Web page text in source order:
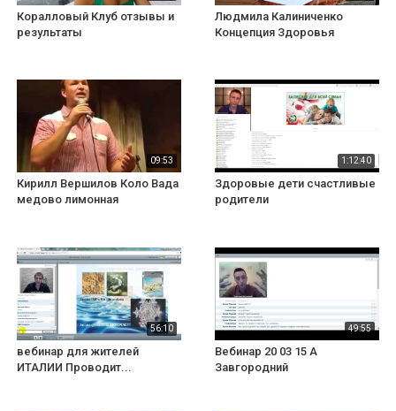
Коралловый Клуб отзывы и
результаты
Людмила Калиниченко
Концепция Здоровья
09:53
Кирилл Вершилов Коло Вада
медово лимонная
1:12:40
Здоровые дети счастливые
родители
56:10
вебинар для жителей
ИТАЛИИ Проводит...
49:55
Вебинар 20 03 15 А
Завгородний